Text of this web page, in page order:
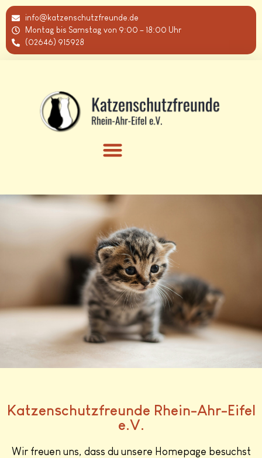
info@katzenschutzfreunde.de
Montag bis Samstag von 9:00 – 18:00 Uhr
(02646) 915928
Katzenschutzfreunde Rhein-Ahr-Eifel
e.V.
Wir freuen uns, dass du unsere Homepage besuchst